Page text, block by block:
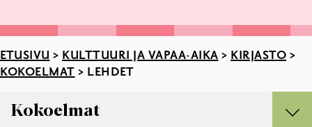
ETUSIVU > KULTTUURI JA VAPAA-AIKA > KIRJASTO >
KOKOELMAT > LEHDET
Kokoelmat